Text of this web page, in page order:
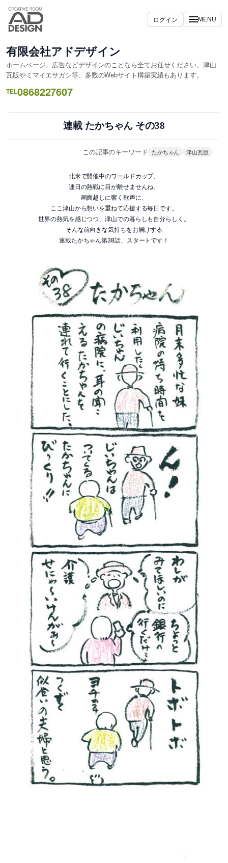
内
を
キ
ッ
プ
ログイン MENU
有限会社アドデザイン
ホームページ、広告などデザインのことなら全てお任せください。津山
瓦版やミマイエサガシ等、多数のWebサイト構築実績もあります。
TEL0868227607
連載 たかちゃん その38
この記事のキーワード たかちゃん 津山瓦版
北米で開催中のワールドカップ、
連日の熱戦に目が離せませんね。
画面越しに響く歓声に、
ここ津山から想いを重ねて応援する毎日です。
世界の熱気を感じつつ、津山での暮らしも自分らしく。
そんな前向きな気持ちをお届けする
連載たかちゃん第38話、スタートです！